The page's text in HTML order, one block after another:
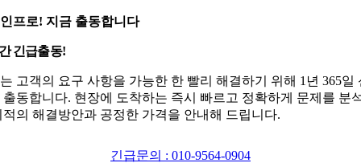
프로! 지금 출동합니다
긴급출동!
고객의 요구 사항을 가능한 한 빨리 해결하기 위해 1년 365일
출동합니다. 현장에 도착하는 즉시 빠르고 정확하게 문제를 분
적의 해결방안과 공정한 가격을 안내해 드립니다.
긴급문의 : 010-9564-0904